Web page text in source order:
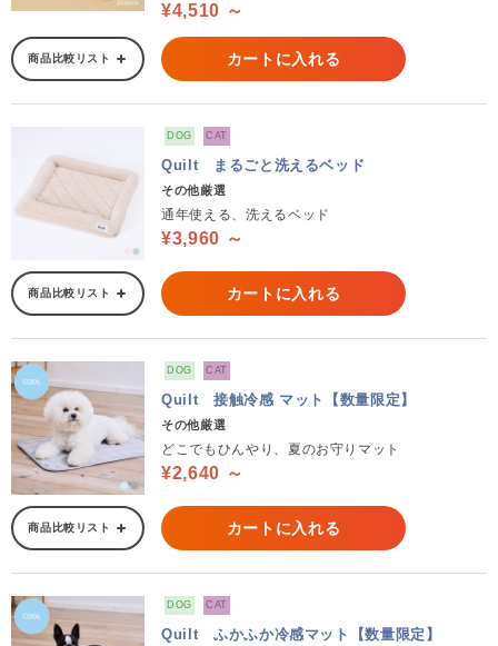
¥4,510 ～
商品比較リスト カートに入れる
DOG CAT
Quilt まるごと洗えるベッド
その他厳選
通年使える、洗えるベッド
¥3,960 ～
商品比較リスト カートに入れる
DOG CAT
Quilt 接触冷感 マット【数量限定】
その他厳選
どこでもひんやり、夏のお守りマット
¥2,640 ～
商品比較リスト カートに入れる
DOG CAT
Quilt ふかふか冷感マット【数量限定】